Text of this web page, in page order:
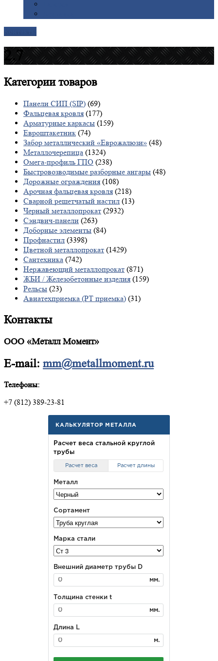
2.7
Категориитоваров
Панели СИП (SIP) (69)
Фальцевая кровля (177)
Арматурные каркасы (159)
Евроштакетник (74)
Забор металлический «Еврожалюзи» (48)
Металлочерепица (1324)
Омега-профиль ГПО (238)
Быстровозводимые разборные ангары (48)
Дорожные ограждения (108)
Арочная фальцевая кровля (218)
Сварной решетчатый настил (13)
Черный металлопрокат (2932)
Сэндвич-панели (263)
Доборные элементы (84)
Профнастил (3398)
Цветной металлопрокат (1429)
Сантехника (742)
Нержавеющий металлопрокат (871)
ЖБИ / Железобетонные изделия (159)
Рельсы (23)
Авиатехприемка (РТ приемка) (31)
Контакты
ООО «Металл Момент»
E-mail: mm@metallmoment.ru
Телефоны:
+7 (812) 389-23-81